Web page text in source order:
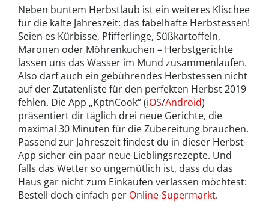
Neben buntem Herbstlaub ist ein weiteres Klischee
für die kalte Jahreszeit: das fabelhafte Herbstessen!
Seien es Kürbisse, Pfifferlinge, Süßkartoffeln,
Maronen oder Möhrenkuchen – Herbstgerichte
lassen uns das Wasser im Mund zusammenlaufen.
Also darf auch ein gebührendes Herbstessen nicht
auf der Zutatenliste für den perfekten Herbst 2019
fehlen. Die App „KptnCook“ (iOS/Android)
präsentiert dir täglich drei neue Gerichte, die
maximal 30 Minuten für die Zubereitung brauchen.
Passend zur Jahreszeit findest du in dieser Herbst-
App sicher ein paar neue Lieblingsrezepte. Und
falls das Wetter so ungemütlich ist, dass du das
Haus gar nicht zum Einkaufen verlassen möchtest:
Bestell doch einfach per Online-Supermarkt.